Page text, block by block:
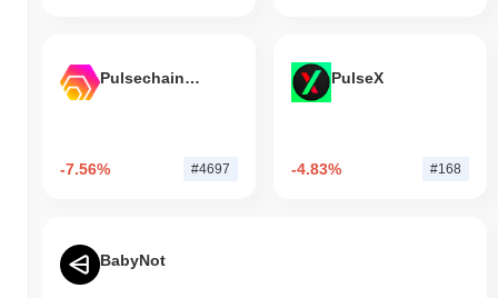
Pulsechain Bridged HEX (Pulsechain)
-7.56% #4697
PulseX
-4.83% #168
BabyNot